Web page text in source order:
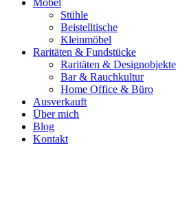
Möbel
Stühle
Beistelltische
Kleinmöbel
Raritäten & Fundstücke
Raritäten & Designobjekte
Bar & Rauchkultur
Home Office & Büro
Ausverkauft
Über mich
Blog
Kontakt